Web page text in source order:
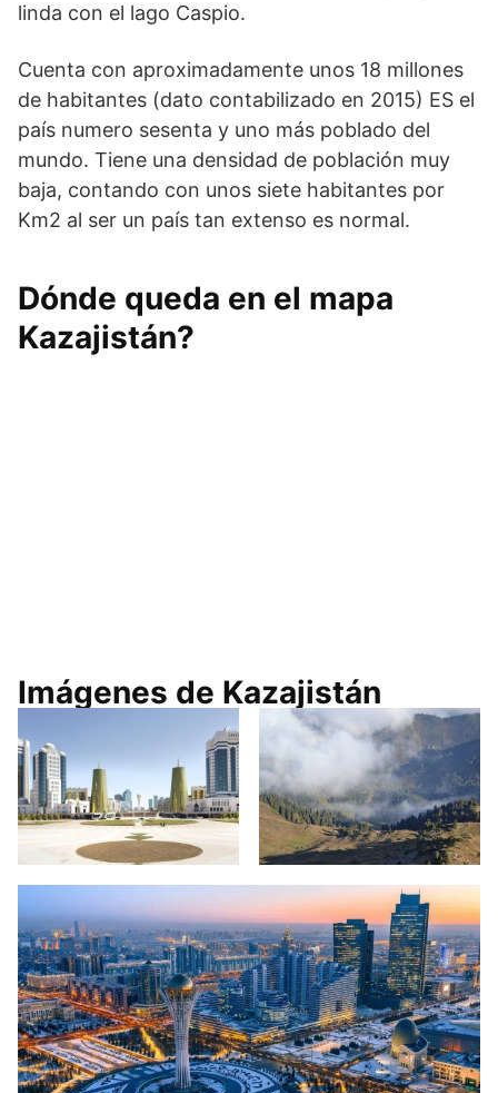
linda con el lago Caspio.
Cuenta con aproximadamente unos 18 millones
de habitantes (dato contabilizado en 2015) ES el
país numero sesenta y uno más poblado del
mundo. Tiene una densidad de población muy
baja, contando con unos siete habitantes por
Km2 al ser un país tan extenso es normal.
Dónde queda en el mapa
Kazajistán?
Imágenes de Kazajistán